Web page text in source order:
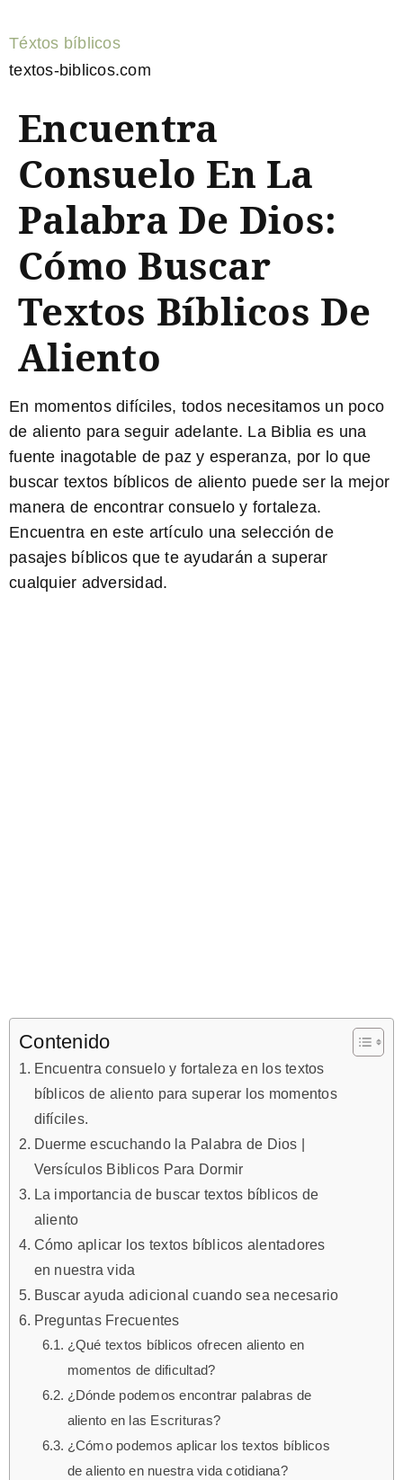
Téxtos bíblicos
textos-biblicos.com
Encuentra
Consuelo En La
Palabra De Dios:
Cómo Buscar
Textos Bíblicos De
Aliento
En momentos difíciles, todos necesitamos un poco
de aliento para seguir adelante. La Biblia es una
fuente inagotable de paz y esperanza, por lo que
buscar textos bíblicos de aliento puede ser la mejor
manera de encontrar consuelo y fortaleza.
Encuentra en este artículo una selección de
pasajes bíblicos que te ayudarán a superar
cualquier adversidad.
Contenido
Encuentra consuelo y fortaleza en los textos
bíblicos de aliento para superar los momentos
difíciles.
Duerme escuchando la Palabra de Dios |
Versículos Biblicos Para Dormir
La importancia de buscar textos bíblicos de
aliento
Cómo aplicar los textos bíblicos alentadores
en nuestra vida
Buscar ayuda adicional cuando sea necesario
Preguntas Frecuentes
¿Qué textos bíblicos ofrecen aliento en
momentos de dificultad?
¿Dónde podemos encontrar palabras de
aliento en las Escrituras?
¿Cómo podemos aplicar los textos bíblicos
de aliento en nuestra vida cotidiana?